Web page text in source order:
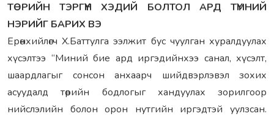
ТӨРИЙН ТЭРГҮҮН ХЭДИЙ БОЛТОЛ АРД ТҮМНИЙ
НЭРИЙГ БАРИХ ВЭ
Ерөнхийлөгч Х.Баттулга ээлжит бус чуулган хуралдуулах
хүсэлтээ “Миний бие ард иргэдийнхээ санал, хүсэлт,
шаардлагыг сонсон анхаарч шийдвэрлэвэл зохих
асуудалд төрийн бодлогыг хандуулах зорилгоор
нийслэлийн болон орон нутгийн иргэдтэй уулзсан.